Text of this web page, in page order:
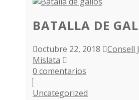
BATALLA DE
octubre 22, 2018
Consell
Mislata
0 comentarios
Uncategorized